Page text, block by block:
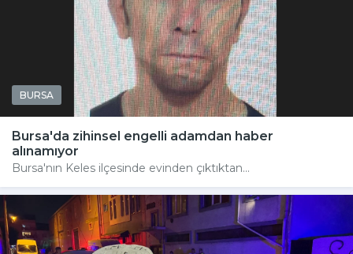
BURSA
Bursa'da zihinsel engelli adamdan haber
alınamıyor
Bursa'nın Keles ilçesinde evinden çıktıktan...